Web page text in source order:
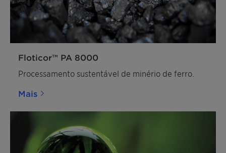
Floticor™ PA 8000
Processamento sustentável de minério de ferro.
Mais